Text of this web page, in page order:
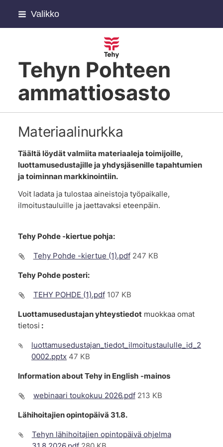
Siirry
Valikko
Tehyn Pohteen
ammattiosasto
Materiaalinurkka
Täältä löydät valmiita materiaaleja toimijoille,
luottamusedustajille ja yhdysjäsenille tapahtumien
ja toiminnan markkinointiin.
Voit ladata ja tulostaa aineistoja työpaikalle,
ilmoitustauluille ja jaettavaksi eteenpäin.
Tehy Pohde -kiertue pohja:
Tehy Pohde -kiertue (1).pdf 247 KB
Tehy Pohde posteri:
TEHY POHDE (1).pdf 107 KB
Luottamusedustajan yhteystiedotmuokkaa omat
tietosi :
luottamusedustajan_tiedot_ilmoitustaululle_id_2
0002.pptx 47 KB
Information about Tehy in English -mainos
webinaari toukokuu 2026.pdf 213 KB
Lähihoitajien opintopäivä 31.8.
Tehyn lähihoitajien opintopäivä ohjelma